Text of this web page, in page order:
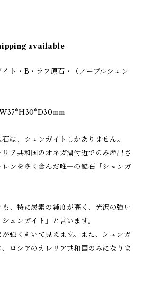
available
ト・B・ラフ原石・（ノーブルシュン
W37*H30*D30mm
は、シュンガイトしかありません。
ア共和国のオネガ湖付近でのみ産出さ
ンを多く含んだ唯一の鉱石「シュンガ
も、特に炭素の純度が高く、光沢の強い
ュンガイト」と言います。
強く輝いて見えます。また、シュンガ
ロシアのカレリア共和国のみになりま